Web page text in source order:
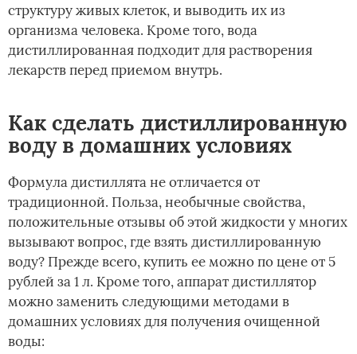
структуру живых клеток, и выводить их из
организма человека. Кроме того, вода
дистиллированная подходит для растворения
лекарств перед приемом внутрь.
Как сделать дистиллированную
воду в домашних условиях
Формула дистиллята не отличается от
традиционной. Польза, необычные свойства,
положительные отзывы об этой жидкости у многих
вызывают вопрос, где взять дистиллированную
воду? Прежде всего, купить ее можно по цене от 5
рублей за 1 л. Кроме того, аппарат дистиллятор
можно заменить следующими методами в
домашних условиях для получения очищенной
воды: